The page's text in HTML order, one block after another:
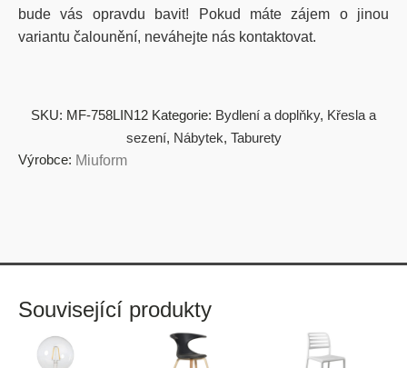
bude vás opravdu bavit! Pokud máte zájem o jinou
variantu čalounění, neváhejte nás kontaktovat.
SKU: MF-758LIN12 Kategorie: Bydlení a doplňky, Křesla a
sezení, Nábytek, Taburety
Výrobce: Miuform
Související produkty